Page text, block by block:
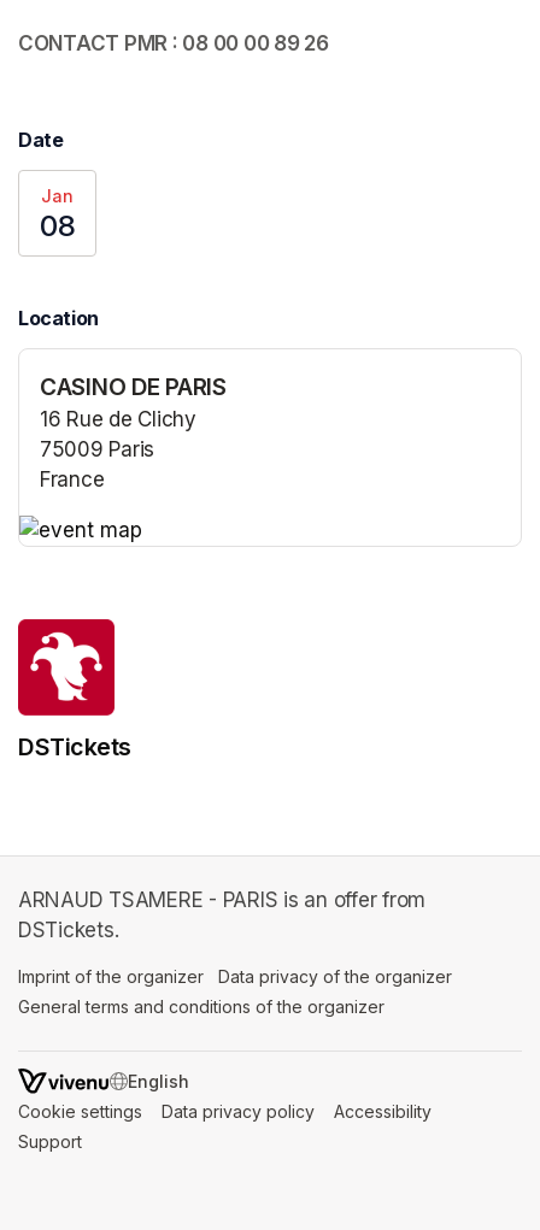
CONTACT PMR : 08 00 00 89 26
Date
Jan
08
Location
CASINO DE PARIS
16 Rue de Clichy
75009 Paris
France
DSTickets
ARNAUD TSAMERE - PARIS is an offer from
DSTickets.
Imprint of the organizer (opens in a new tab)
Data privacy of the organizer
General terms and conditions of the organizer
SWITCH LANGUAGE
Cookie settings (opens in a new tab)
Data privacy policy (opens in a new tab)
Accessibility
Support